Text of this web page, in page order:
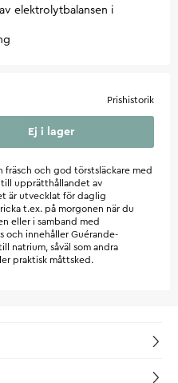
elektrolytbalansen i
Prishistorik
Ej i lager
fräsch och god törstsläckare med
till upprätthållandet av
är utvecklat för daglig
t.ex. på morgonen när du
eller i samband med
och innehåller Guérande-
natrium, såväl som andra
praktisk måttsked.